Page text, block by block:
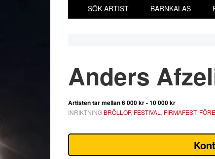
SÖK ARTIST BARNKALAS
Anders
Artisten tar mellan6 000 kr - 10 000 kr
INRIKTNING BRÖLLOP, FESTIVAL FIRMAFEST,